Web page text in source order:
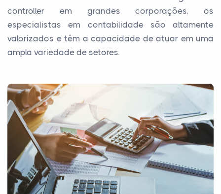
controller em grandes corporações, os
especialistas em contabilidade são altamente
valorizados e têm a capacidade de atuar em uma
ampla variedade de setores.